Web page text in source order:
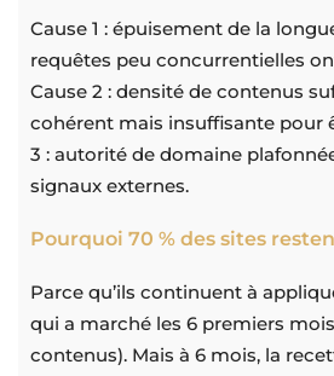
Cause 1 : épuisement de la
requêtes peu concurrentielles
Cause 2 : densité de contenus
cohérent mais insuffisante pour
3 : autorité de domaine
signaux externes.
Pourquoi 70 % des sites
Parce qu’ils continuent à
qui a marché les 6 premiers
contenus). Mais à 6 mois, la